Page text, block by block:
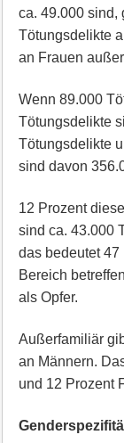
ca. 49.000 sind,
Tötungsdelikte
an Frauen
Wenn 89.000
Tötungsdelikte
Tötungsdelikte
sind davon
12 Prozent
sind ca. 43.000
das bedeutet
Bereich
als Opfer.
Außerfamiliär
an Männern.
und 12 Prozent